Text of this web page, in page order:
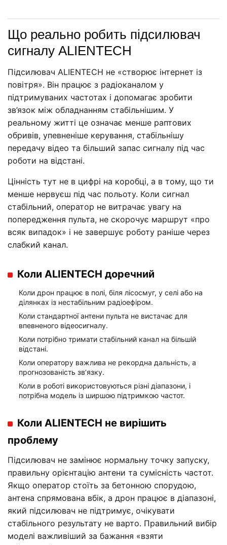
Що реально робить підсилювач
сигналу ALIENTECH
Підсилювач ALIENTECH не «створює інтернет із
повітря». Він працює з радіоканалом у
підтримуваних частотах і допомагає зробити
зв’язок між обладнанням стабільнішим. У
реальному житті це означає менше раптових
обривів, упевненіше керування, стабільнішу
передачу відео та більший запас сигналу під час
роботи на відстані.
Цінність тут не в цифрі на коробці, а в тому, що ти
менше нервуєш під час польоту. Коли сигнал
стабільний, оператор не витрачає увагу на
попередження пульта, не скорочує маршрут «про
всяк випадок» і не завершує роботу раніше через
слабкий канал.
Коли ALIENTECH доречний
Коли дрон працює в полі, біля лісосмуг, у селі або на
ділянках із нестабільним радіоефіром.
Коли стандартної антени пульта не вистачає для
впевненого відеосигналу.
Коли потрібно тримати стабільний канал на більшій
відстані.
Коли оператору важлива не рекордна дальність, а
прогнозованість зв’язку.
Коли в роботі використовуються різні діапазони, і
потрібна модель із ширшою підтримкою частот.
Коли ALIENTECH не вирішить
проблему
Підсилювач не замінює нормальну точку запуску,
правильну орієнтацію антени та сумісність частот.
Якщо оператор стоїть за бетонною спорудою,
антена спрямована вбік, а дрон працює в діапазоні,
який підсилювач не підтримує, очікувати
стабільного результату не варто. Правильний вибір
моделі важливіший за бажання «взяти